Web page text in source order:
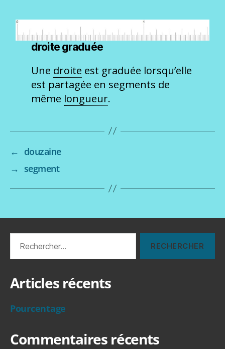
droite graduée
Une droite est graduée lorsqu’elle
est partagée en segments de
même longueur.
← douzaine
→ segment
Articles récents
Pourcentage
Commentaires récents